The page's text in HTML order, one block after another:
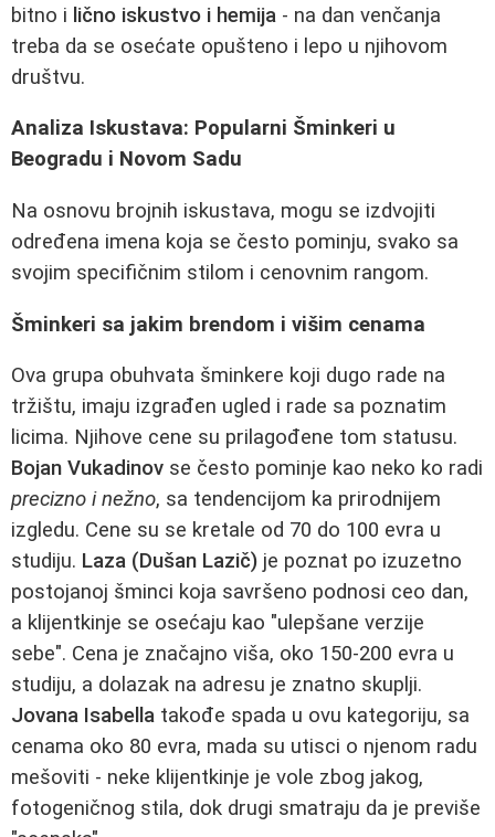
bitno i lično iskustvo i hemija - na dan venčanja
treba da se osećate opušteno i lepo u njihovom
društvu.
Analiza Iskustava: Popularni Šminkeri u
Beogradu i Novom Sadu
Na osnovu brojnih iskustava, mogu se izdvojiti
određena imena koja se često pominju, svako sa
svojim specifičnim stilom i cenovnim rangom.
Šminkeri sa jakim brendom i višim cenama
Ova grupa obuhvata šminkere koji dugo rade na
tržištu, imaju izgrađen ugled i rade sa poznatim
licima. Njihove cene su prilagođene tom statusu.
Bojan Vukadinov se često pominje kao neko ko radi
precizno i nežno, sa tendencijom ka prirodnijem
izgledu. Cene su se kretale od 70 do 100 evra u
studiju. Laza (Dušan Lazič) je poznat po izuzetno
postojanoj šminci koja savršeno podnosi ceo dan,
a klijentkinje se osećaju kao "ulepšane verzije
sebe". Cena je značajno viša, oko 150-200 evra u
studiju, a dolazak na adresu je znatno skuplji.
Jovana Isabella takođe spada u ovu kategoriju, sa
cenama oko 80 evra, mada su utisci o njenom radu
mešoviti - neke klijentkinje je vole zbog jakog,
fotogeničnog stila, dok drugi smatraju da je previše